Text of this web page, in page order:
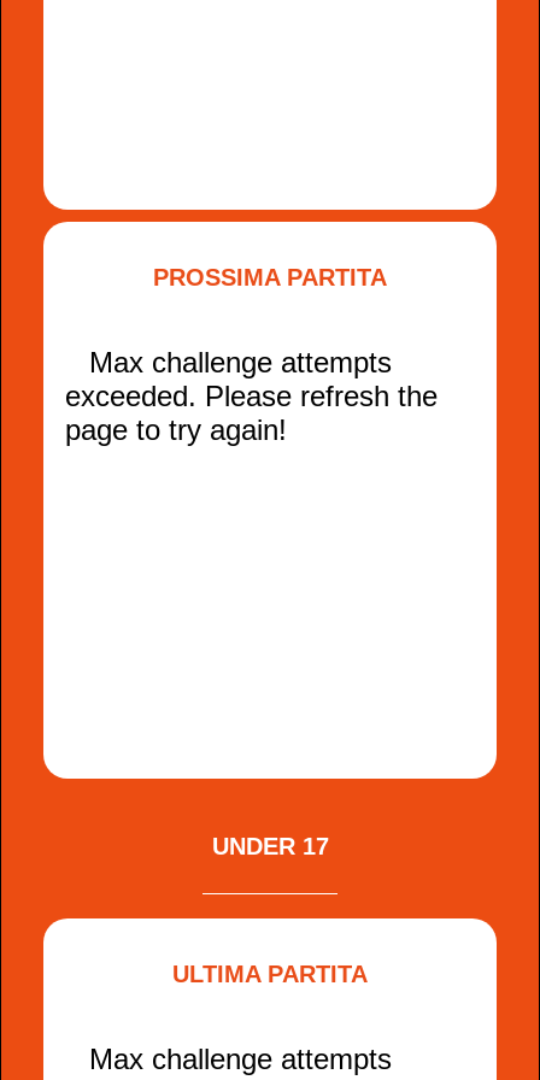
PROSSIMA PARTITA
UNDER 17
ULTIMA PARTITA